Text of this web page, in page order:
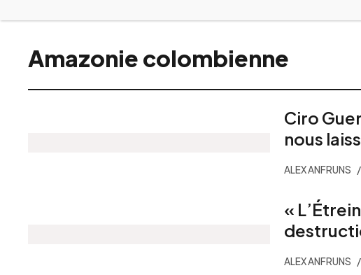
Amazonie colombienne
Ciro
nous
ALEX ANFRUNS
«
ALEX ANFRUNS